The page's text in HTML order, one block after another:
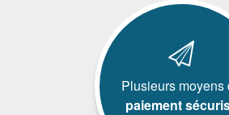
Plusieurs moyens
paiement